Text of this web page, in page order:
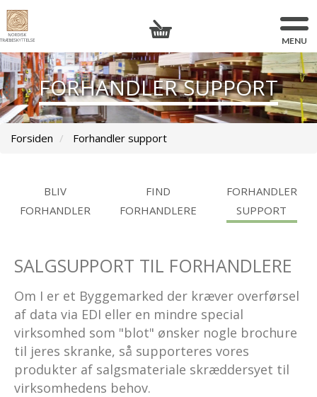
FORHANDLER SUPPORT
Forsiden Forhandler support
BLIV
FORHANDLER
FIND
FORHANDLERE
FORHANDLER
SUPPORT
SALGSUPPORT TIL FORHANDLERE
Om I er et Byggemarked der kræver overførsel
af data via EDI eller en mindre special
virksomhed som "blot" ønsker nogle brochure
til jeres skranke, så supporteres vores
produkter af salgsmateriale skræddersyet til
virksomhedens behov.